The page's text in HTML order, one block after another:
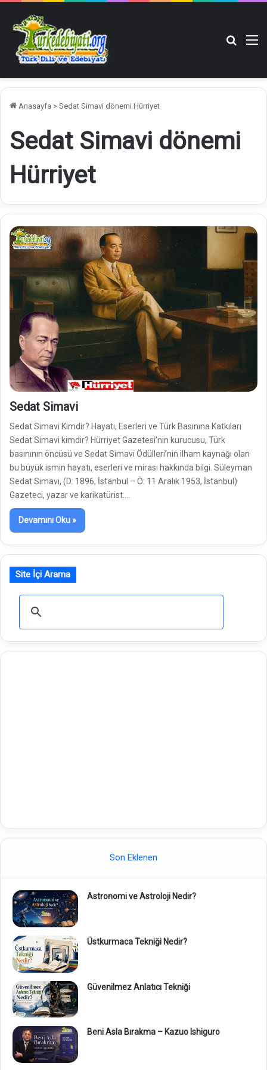
Anasayfa > Sedat Simavi dönemi Hürriyet
Sedat Simavi dönemi
Hürriyet
Sedat Simavi
Sedat Simavi Kimdir? Hayatı, Eserleri ve Türk Basınına Katkıları
Sedat Simavi kimdir? Hürriyet Gazetesi’nin kurucusu, Türk
basınının öncüsü ve Sedat Simavi Ödülleri’nin ilham kaynağı olan
bu büyük ismin hayatı, eserleri ve mirası hakkında bilgi. Süleyman
Sedat Simavi, (D: 1896, İstanbul – Ö: 11 Aralık 1953, İstanbul)
Gazeteci, yazar ve karikatürist.…
Devamını Oku »
Site İçi Arama
Son Eklenen
Astronomi ve Astroloji Nedir?
Üstkurmaca Tekniği Nedir?
Güvenilmez Anlatıcı Tekniği
Beni Asla Bırakma – Kazuo Ishiguro